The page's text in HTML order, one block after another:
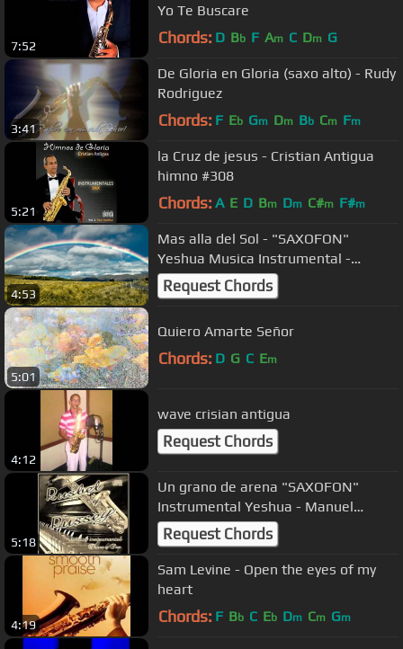
7:52
Yo Te Buscare
Chords: D Bb F Am C Dm G
3:41
De Gloria en Gloria (saxo alto) - Rudy
Rodriguez
Chords: F Eb Gm Dm Bb Cm Fm
5:21
la Cruz de jesus - Cristian Antigua
himno #308
Chords: A E D Bm Dm C#m F#m
4:53
Mas alla del Sol - "SAXOFON"
Yeshua Musica Instrumental -
Manuel bonilla.
Request Chords
5:01
Quiero Amarte Señor
Chords: D G C Em
4:12
wave crisian antigua
Request Chords
5:18
Un grano de arena "SAXOFON"
Instrumental Yeshua - Manuel
bonilla.
Request Chords
4:19
Sam Levine - Open the eyes of my
heart
Chords: F Bb C Eb Dm Cm Gm